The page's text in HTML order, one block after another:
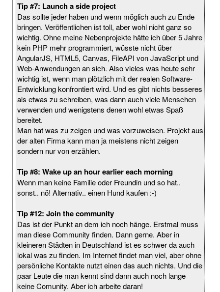
Tip #7: Launch a side project
Das sollte jeder haben und wenn möglich auch zu Ende
bringen. Veröffentlichen ist toll, aber wohl nicht ganz so
wichtig. Ohne meine Nebenprojekte hätte ich über 5 Jahre
kein PHP mehr programmiert, wüsste nicht über
AngularJS, HTML5, Canvas, FileAPI von JavaScript und
Web-Anwendungen an sich. Also vieles was heute sehr
wichtig ist, wenn man plötzlich mit der realen Software-
Entwicklung konfrontiert wird. Und es gibt nichts besseres
als etwas zu schreiben, was dann auch viele Menschen
verwenden und wenigstens denen wohl etwas Spaß
bereitet.
Man hat was zu zeigen und was vorzuweisen. Projekt aus
der alten Firma kann man ja meistens nicht zeigen
sondern nur von erzählen.
Tip #8: Wake up an hour earlier each morning
Wenn man keine Familie oder Freundin und so hat..
sonst.. nö! Alternativ.. einen Hund kaufen :-)
Tip #12: Join the community
Das ist der Punkt an dem ich noch hänge. Erstmal muss
man diese Community finden. Dann gerne. Aber in
kleineren Städten in Deutschland ist es schwer da auch
lokal was zu finden. Im Internet findet man viel, aber ohne
persönliche Kontakte nutzt einen das auch nichts. Und die
paar Leute die man kennt sind dann auch noch lange
keine Comunity. Aber ich arbeite daran!